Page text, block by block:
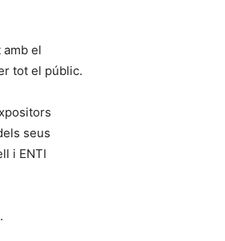
el
tot el públic.
seus
i ENTI